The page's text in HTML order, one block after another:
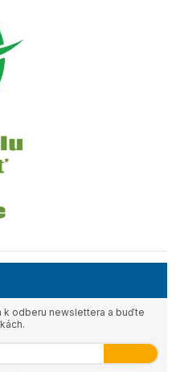
odberu newslettera a buďte